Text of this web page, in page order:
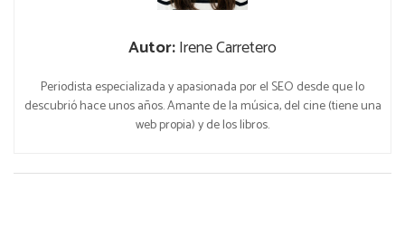
Autor:Irene Carretero
Periodista especializada y apasionada por el SEO desde que lo
descubrió hace unos años. Amante de la música, del cine (tiene una
web propia) y de los libros.